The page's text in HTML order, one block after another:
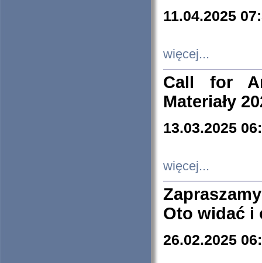
11.04.2025
więcej...
Call for
Materiały
13.03.2025
więcej...
Oto widać i
26.02.2025